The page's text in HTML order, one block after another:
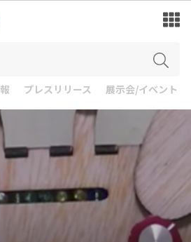
プレスリリース 展示会/イベント